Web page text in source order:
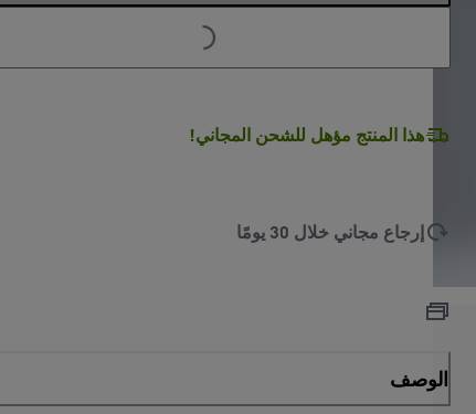
L
O
A
D
I
N
G
.
.
.
L
O
A
D
I
N
G
.
.
.
هذا المنتج مؤهل للشحن المجاني!
إرجاع مجاني خلال 30 يومًا
الوصف